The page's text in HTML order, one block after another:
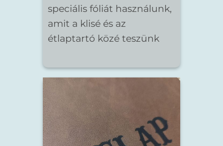
speciális fóliát használunk,
amit a klisé és az
étlaptartó közé teszünk